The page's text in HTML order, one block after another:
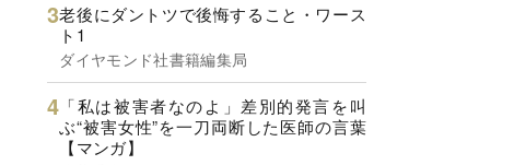
老後にダントツで後悔すること・ワース
ト1
ダイヤモンド社書籍編集局
「私は被害者なのよ」差別的発言を叫
ぶ“被害女性”を一刀両断した医師の言葉
【マンガ】